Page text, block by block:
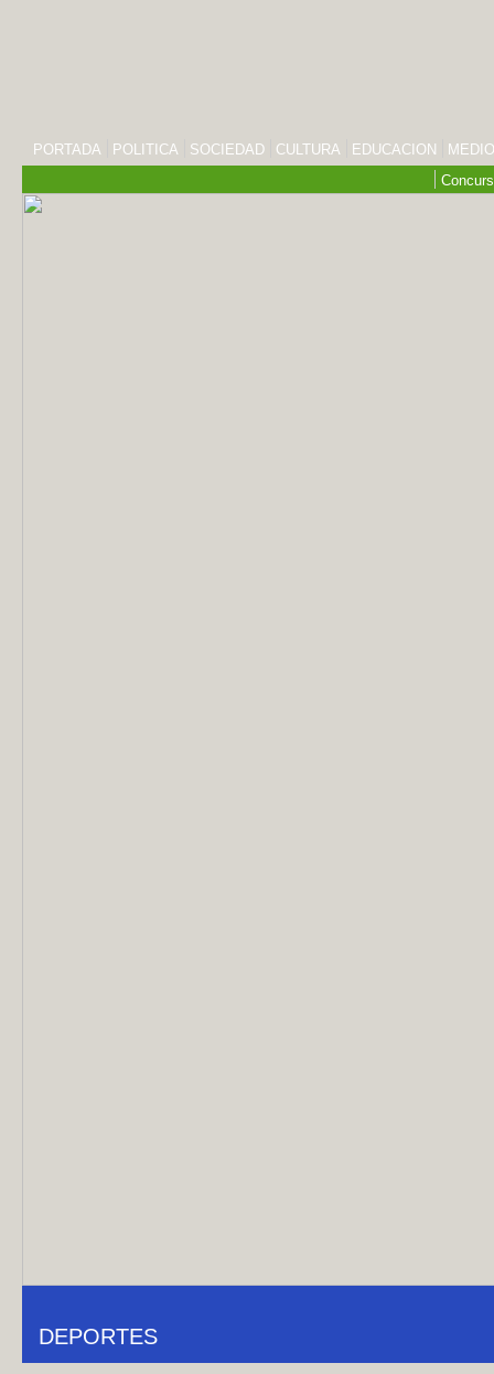
PORTADA POLITICA SOCIEDAD CULTURA EDUCACION
DEPORTES